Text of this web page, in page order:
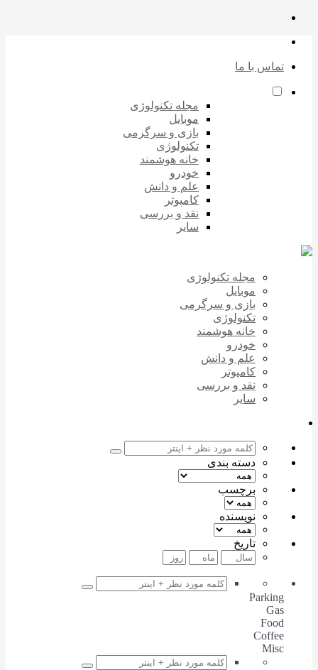
تماس با ما
مجله تکنولوژی
موبایل
بازی و سرگرمی
تکنولوژی
خانه هوشمند
خودرو
علم و دانش
کامپوتر
نقد و بررسی
سایر
مجله تکنولوژی
موبایل
بازی و سرگرمی
تکنولوژی
خانه هوشمند
خودرو
علم و دانش
کامپوتر
نقد و بررسی
سایر
دسته بندی
برچسب
نویسنده
تاریخ
Parking
Coffee